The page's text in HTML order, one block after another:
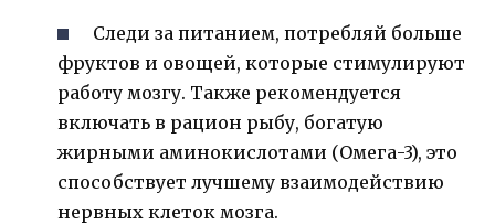
Следи за питанием, потребляй больше
фруктов и овощей, которые стимулируют
работу мозгу. Также рекомендуется
включать в рацион рыбу, богатую
жирными аминокислотами (Омега-3), это
способствует лучшему взаимодействию
нервных клеток мозга.